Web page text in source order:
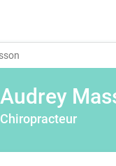
Audrey
Chiropracteur